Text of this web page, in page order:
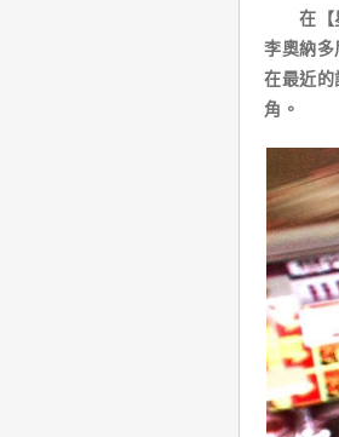
在【星
李奧納多
在最近
角。